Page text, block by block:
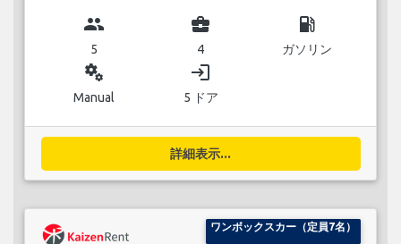
group
5
business_center
4
local_gas_station
ガソリン
miscellaneous_services
Manual
login
5 ドア
詳細表示...
ワンボックスカー（定員7名）